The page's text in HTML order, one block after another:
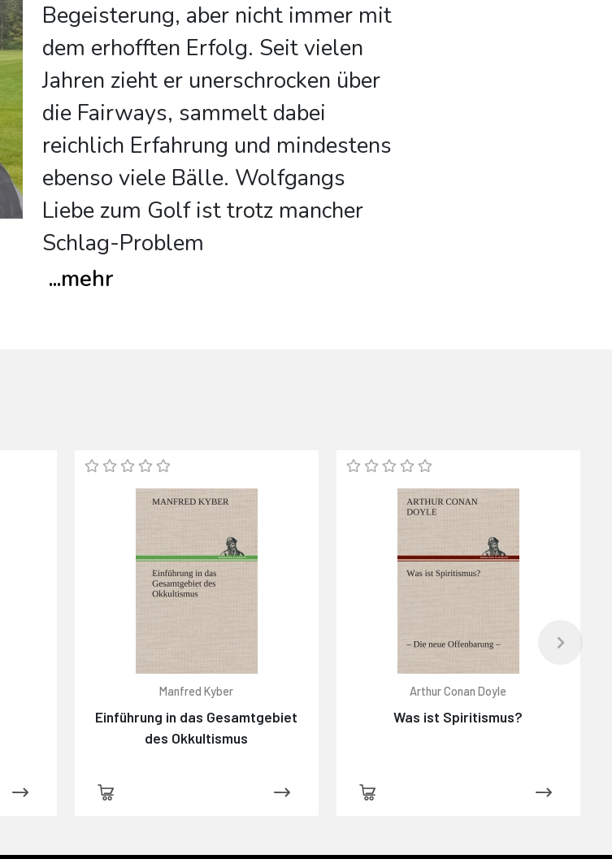
Begeisterung, aber nicht immer mit
dem erhofften Erfolg. Seit vielen
Jahren zieht er unerschrocken über
die Fairways, sammelt dabei
reichlich Erfahrung und mindestens
ebenso viele Bälle. Wolfgangs
Liebe zum Golf ist trotz mancher
Schlag-Problem
...mehr
Manfred Kyber
Einführung in das Gesamtgebiet
des Okkultismus
Arthur Conan Doyle
Was ist Spiritismus?